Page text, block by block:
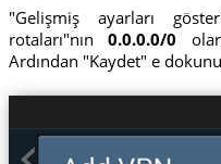
"Gelişmiş ayarları
rotaları"nın0.0.0.0/0
Ardından "Kaydet" e